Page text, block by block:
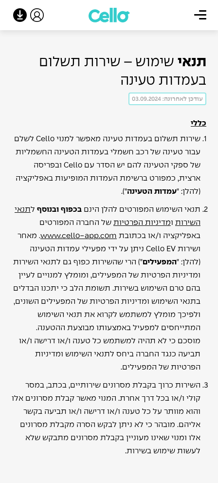
תנאי שימוש – שירות תשלום
בעמדות טעינה
עודכן לאחרונה: 03.09.2024
כללי
שירות תשלום בעמדות טעינה מאפשר למנוי Cello לשלם
עבור טעינה של רכב חשמלי בעמדות הטעינה החשמליות
של ספקי הטעינה להם יש הסדר עם Cello ובפריסה
ארצית, כמפורט ברשימת העמדות המופיעות באפליקציה
(להלן: "עמדות הטעינה").
תנאי השימוש המפורטים להלן הינם בכפוף ובנוסף לתנאי
השירות ומדיניות הפרטיות של החברה המפורטים
באפליקציה ו/או בכתובת www.cello-app.com. מאחר
ושירות Cello EV ניתן על ידי מפעילי עמדות הטעינה
(להלן: "המפעילים") הרי שהשירות כפוף גם לתנאי השירות
ומדיניות הפרטיות של המפעילים, ומומלץ למנויים לעיין
בהם טרם השימוש בשירות. תשומת הלב כי יתכנו הבדלים
בתנאי השימוש ומדיניות הפרטיות של המפעילים השונים,
ולפיכך מומלץ למשתמש לקרוא את תנאי השימוש
המתייחסים למפעיל באמצעותו מבוצעת ההטענה.
מוסכם כי לא תהיה למשתמש כל טענה ו/או דרישה ו/או
תביעה כנגד החברה ביחס לתנאי השימוש ומדיניות
הפרטיות של המפעילים.
השירות כרוך בקבלת מסרונים שירותיים, בכתב, במסר
קולי ו/או בכל דרך אחרת. המנוי מאשר קבלת מסרונים אלו
והוא מוותר על כל טענה ו/או דרישה ו/או תביעה בקשר
אליהם. מובהר כי לא ניתן לבקש הסרה מקבלת מסרונים
אלו ומנוי שאינו מעוניין בקבלת מסרונים מתבקש שלא
לעשות שימוש בשירות.